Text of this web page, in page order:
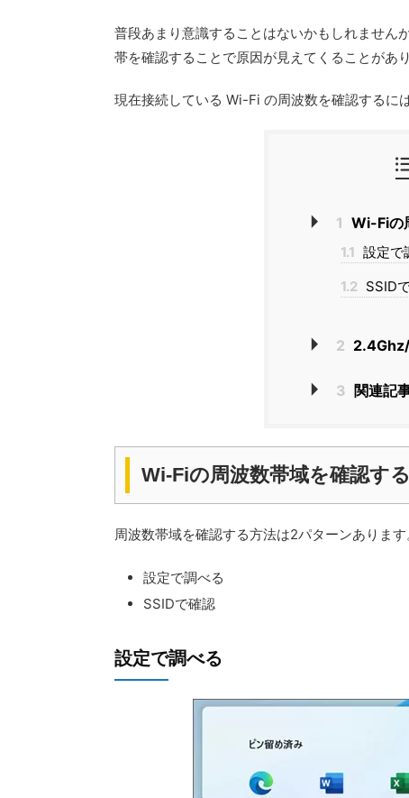
普段あまり意識することはないかもしれません
帯を確認することで原因が見えてくることがあり
現在接続している Wi-Fi の周波数を確認するに
1 Wi-Fiの
1.1 設定で
1.2 SSID
2
3 関連記
Wi-Fiの周波数帯域を確認す
周波数帯域を確認する方法は2パターンあります
設定で調べる
SSIDで確認
設定で調べる